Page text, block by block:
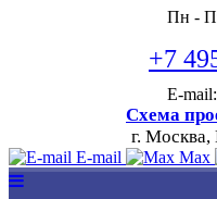
Пн -
+7
E-mail:
Схема
г.
E-mail Max